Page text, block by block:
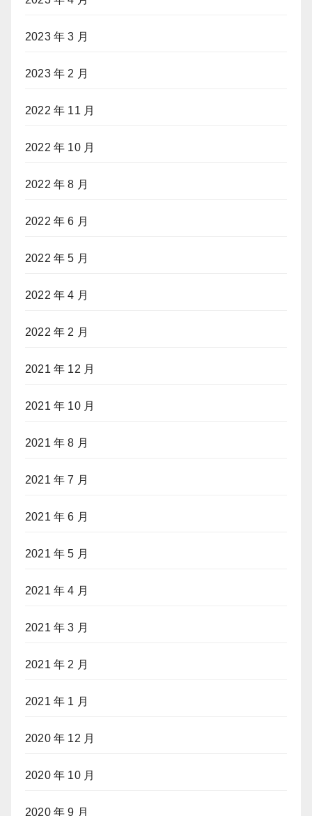
2023 年 3 月
2023 年 2 月
2022 年 11 月
2022 年 10 月
2022 年 8 月
2022 年 6 月
2022 年 5 月
2022 年 4 月
2022 年 2 月
2021 年 12 月
2021 年 10 月
2021 年 8 月
2021 年 7 月
2021 年 6 月
2021 年 5 月
2021 年 4 月
2021 年 3 月
2021 年 2 月
2021 年 1 月
2020 年 12 月
2020 年 10 月
2020 年 9 月